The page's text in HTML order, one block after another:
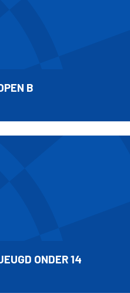
B
ONDER 14